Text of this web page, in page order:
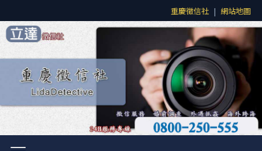
重慶徵信社 | 網站地圖